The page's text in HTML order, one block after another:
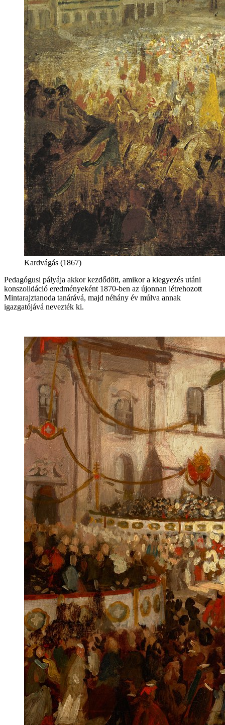
Kardvágás (1867)
Pedagógusi pályája akkor kezdődött, amikor a kiegyezés utáni
konszolidáció eredményeként 1870-ben az újonnan létrehozott
Mintarajztanoda tanárává, majd néhány év múlva annak
igazgatójává nevezték ki.